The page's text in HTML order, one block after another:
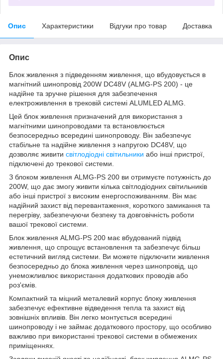
Опис Характеристики Відгуки про товар Доставка
Опис
Блок живлення з підведенням живлення, що вбудовується в
магнітний шинопровід 200W DC48V (ALMG-PS 200) - це
надійне та зручне рішення для забезпечення
електроживлення в трековій системі ALUMLED ALMG.
Цей блок живлення призначений для використання з
магнітними шинопроводами та встановлюється
безпосередньо всередині шинопроводу. Він забезпечує
стабільне та надійне живлення з напругою DC48V, що
дозволяє живити світлодіодні світильники або інші пристрої,
підключені до трекової системи.
З блоком живлення ALMG-PS 200 ви отримуєте потужність до
200W, що дає змогу живити кілька світлодіодних світильників
або інші пристрої з високим енергоспоживанням. Він має
надійний захист від перевантаження, короткого замикання та
перегріву, забезпечуючи безпеку та довговічність роботи
вашої трекової системи.
Блок живлення ALMG-PS 200 має вбудований підвід
живлення, що спрощує встановлення та забезпечує більш
естетичний вигляд системи. Ви можете підключити живлення
безпосередньо до блока живлення через шинопровід, що
унеможливлює використання додаткових проводів або
роз'ємів.
Компактний та міцний металевий корпус блоку живлення
забезпечує ефективне відведення тепла та захист від
зовнішніх впливів. Він легко монтується всередині
шинопроводу і не займає додаткового простору, що особливо
важливо при використанні трекової системи в обмежених
приміщеннях.